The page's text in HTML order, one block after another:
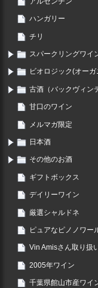
ハンガリー
チリ
スパークリングワイ
ビオロジック(オー
古酒（バックヴィン
甘口のワイン
メルマガ限定
日本酒
その他のお酒
ギフトボックス
デイリーワイン
厳選シャルドネ
ピュアなピノノワー
Vin Amisさん取り扱
2005年ワイン
千葉県館山市産ワイ